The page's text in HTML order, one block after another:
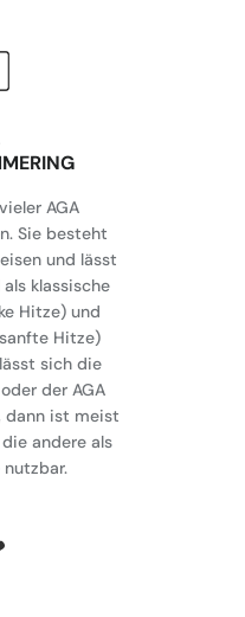
AGA
Sie besteht
und lässt
klassische
Hitze) und
Hitze)
sich die
der AGA
dann ist meist
andere als